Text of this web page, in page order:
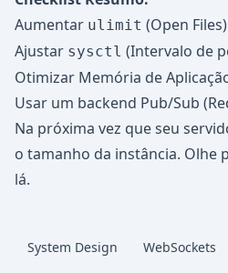
Aumentar ulimit (Open
Ajustar sysctl (Intervalo de
Otimizar Memória de
Usar um backend Pub/Sub
Na próxima vez que seu
o tamanho da instância. Olhe
lá.
System Design WebSockets